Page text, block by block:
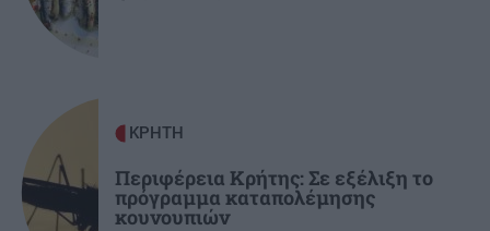
Πρόγραμμα Ανάπτυξης
ΚΡΗΤΗ
Περιφέρεια Κρήτης: Σε εξέλιξη το
πρόγραμμα καταπολέμησης
κουνουπιών